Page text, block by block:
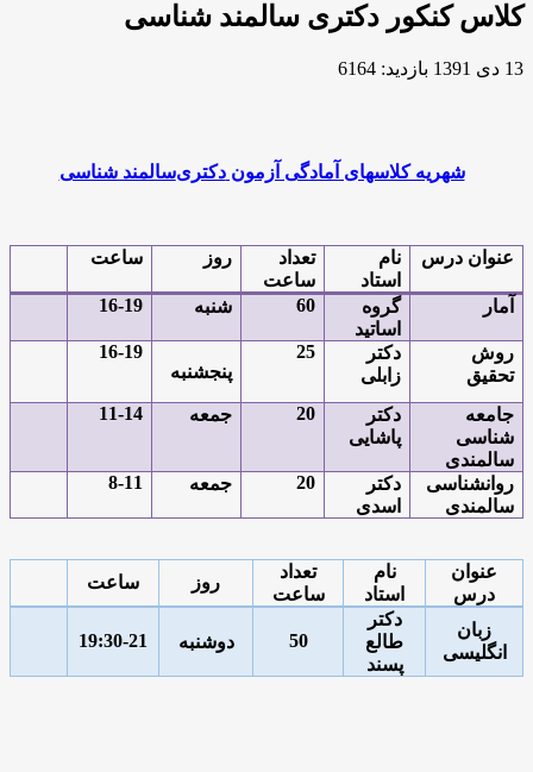
کلاس کنکور دکتری سالمند شناسی
13 دی 1391 بازدید: 6164
شهریه کلاسهای آمادگی آزموندکتریسالمند شناسی
عنوان درس
نام
استاد
تعداد
ساعت
روز ساعت
آمار
گروه
اساتید
60 شنبه 16-19
روش
تحقیق
دکتر
زابلی
25
پنجشنبه
16-19
جامعه
شناسی
سالمندی
دکتر
پاشایی
20 جمعه 11-14
روانشناسی
سالمندی
دکتر
اسدی
20 جمعه 8-11
عنوان
درس
نام
استاد
تعداد
ساعت
روز ساعت
زبان
انگلیسی
دکتر
طالع
پسند
50 دوشنبه 19:30-21